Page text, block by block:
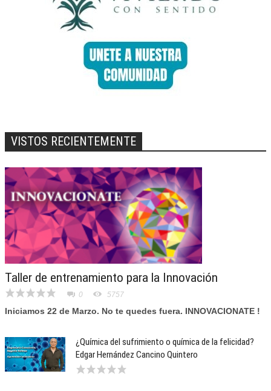
VISTOS RECIENTEMENTE
Taller de entrenamiento para la Innovación
0 5757
Iniciamos 22 de Marzo. No te quedes fuera. INNOVACIONATE !
¿Química del sufrimiento o química de la felicidad?
Edgar Hernández Cancino Quintero